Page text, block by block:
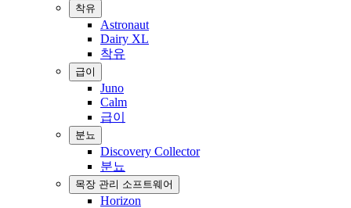
착유
Astronaut
Dairy XL
착유
급이
Juno
Calm
급이
분뇨
Discovery Collector
분뇨
목장 관리 소프트웨어
Horizon